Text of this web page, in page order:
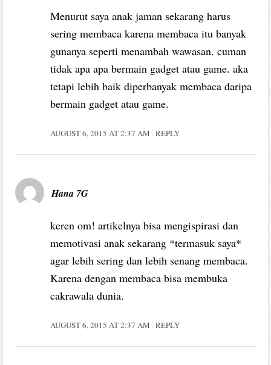
Menurut saya anak jaman sekarang harus
sering membaca karena membaca itu banyak
gunanya seperti menambah wawasan. cuman
tidak apa apa bermain gadget atau game. aka
tetapi lebih baik diperbanyak membaca daripa
bermain gadget atau game.
AUGUST 6, 2015 AT 2:37 AM REPLY
Hana 7G
keren om! artikelnya bisa mengispirasi dan
memotivasi anak sekarang *termasuk saya*
agar lebih sering dan lebih senang membaca.
Karena dengan membaca bisa membuka
cakrawala dunia.
AUGUST 6, 2015 AT 2:37 AM REPLY